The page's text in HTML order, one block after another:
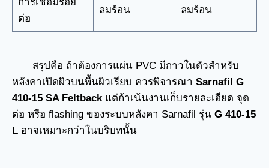
ต่อ
ลมร้อน ลมร้อน
สรุปคือ ถ้าต้องการแผ่น PVC มีกาวในตัวสำหรับ
หลังคาเปิดผิวบนพื้นผิวเรียบ ควรพิจารณา Sarnafil G
410-15 SA Feltback แต่ถ้าเน้นงานเก็บรายละเอียด จุด
ต่อ หรือ flashing ของระบบหลังคา Sarnafil รุ่น G 410-15
L อาจเหมาะกว่าในบริบทนั้น